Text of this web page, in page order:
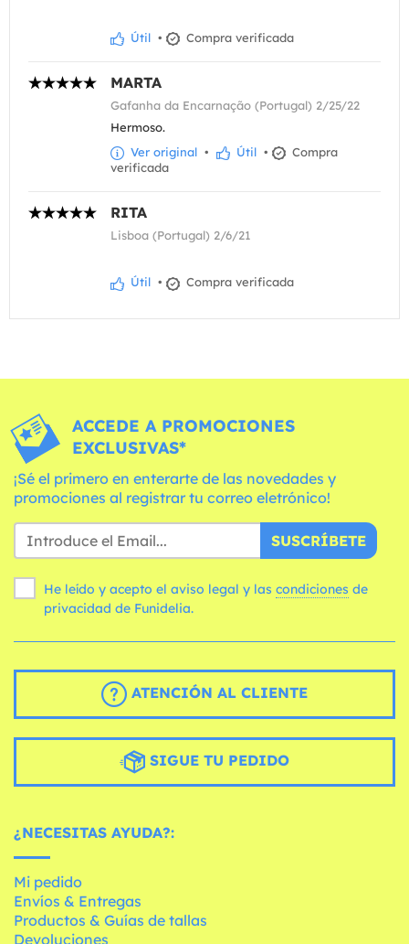
Útil • Compra verificada
MARTA
Gafanha da Encarnação (Portugal) 2/25/22
Hermoso.
Ver original • Útil •
Compra
verificada
RITA
Lisboa (Portugal) 2/6/21
Útil • Compra verificada
ACCEDE A PROMOCIONES
EXCLUSIVAS*
¡Sé el primero en enterarte de las novedades y
promociones al registrar tu correo eletrónico!
SUSCRÍBETE
He leído y acepto el aviso legal y las condiciones
privacidad de Funidelia.
ATENCIÓN AL CLIENTE
SIGUE TU PEDIDO
¿NECESITAS AYUDA?:
Mi pedido
Envíos & Entregas
Productos & Guías de tallas
Devoluciones